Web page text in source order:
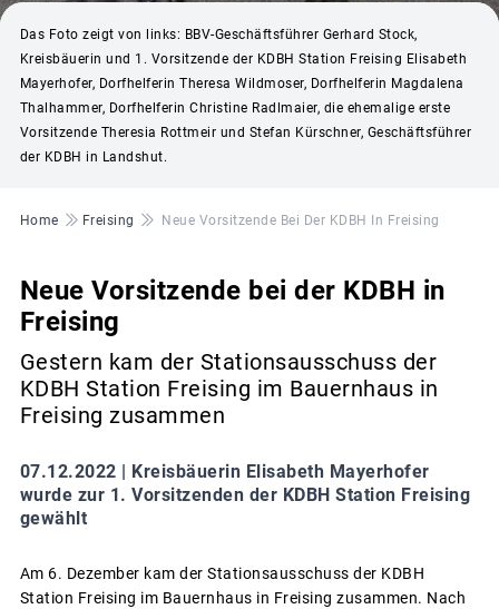
Das Foto zeigt von links: BBV-Geschäftsführer Gerhard Stock,
Kreisbäuerin und 1. Vorsitzende der KDBH Station Freising Elisabeth
Mayerhofer, Dorfhelferin Theresa Wildmoser, Dorfhelferin Magdalena
Thalhammer, Dorfhelferin Christine Radlmaier, die ehemalige erste
Vorsitzende Theresia Rottmeir und Stefan Kürschner, Geschäftsführer
der KDBH in Landshut.
Pfadnavigation
Home Freising Neue Vorsitzende Bei Der KDBH In Freising
Neue Vorsitzende bei der KDBH in
Freising
Gestern kam der Stationsausschuss der
KDBH Station Freising im Bauernhaus in
Freising zusammen
07.12.2022 |
Kreisbäuerin Elisabeth Mayerhofer
wurde zur 1. Vorsitzenden der KDBH Station Freising
gewählt
Am 6. Dezember kam der Stationsausschuss der KDBH
Station Freising im Bauernhaus in Freising zusammen. Nach